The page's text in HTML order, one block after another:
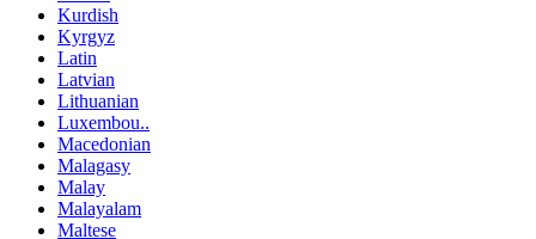
Kurdish
Kyrgyz
Latin
Latvian
Lithuanian
Luxembou..
Macedonian
Malagasy
Malay
Malayalam
Maltese